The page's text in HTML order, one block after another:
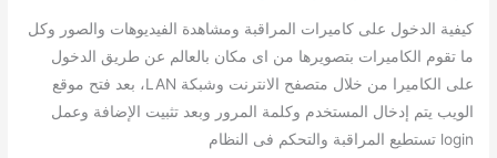
كيفية الدخول على كاميرات المراقبة ومشاهدة الفيديوهات والصور وكل
ما تقوم الكاميرات بتصويرها من اى مكان بالعالم عن طريق الدخول
على الكاميرا من خلال متصفح الانترنت وشبكة LAN، بعد فتح موقع
الويب يتم إدخال المستخدم وكلمة المرور وبعد تثبيت الإضافة وعمل
login تستطيع المراقبة والتحكم فى النظام